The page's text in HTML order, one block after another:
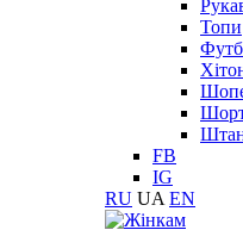
Топи
FB
IG
RU UA EN